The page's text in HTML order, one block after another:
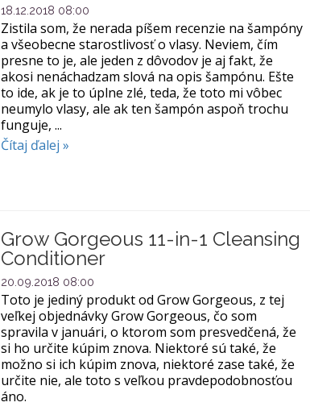
18.12.2018 08:00
Zistila som, že nerada píšem recenzie na šampóny
a všeobecne starostlivosť o vlasy. Neviem, čím
presne to je, ale jeden z dôvodov je aj fakt, že
akosi nenáchadzam slová na opis šampónu. Ešte
to ide, ak je to úplne zlé, teda, že toto mi vôbec
neumylo vlasy, ale ak ten šampón aspoň trochu
funguje, ...
Čítaj ďalej »
Grow Gorgeous 11-in-1 Cleansing
Conditioner
20.09.2018 08:00
Toto je jediný produkt od Grow Gorgeous, z tej
veľkej objednávky Grow Gorgeous, čo som
spravila v januári, o ktorom som presvedčená, že
si ho určite kúpim znova. Niektoré sú také, že
možno si ich kúpim znova, niektoré zase také, že
určite nie, ale toto s veľkou pravdepodobnosťou
áno.